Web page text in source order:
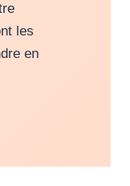
les
en